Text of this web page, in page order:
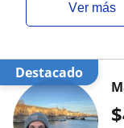
ver más
Destacado
$